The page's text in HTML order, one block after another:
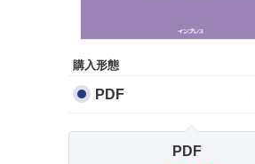
購入形態
PDF
PDF